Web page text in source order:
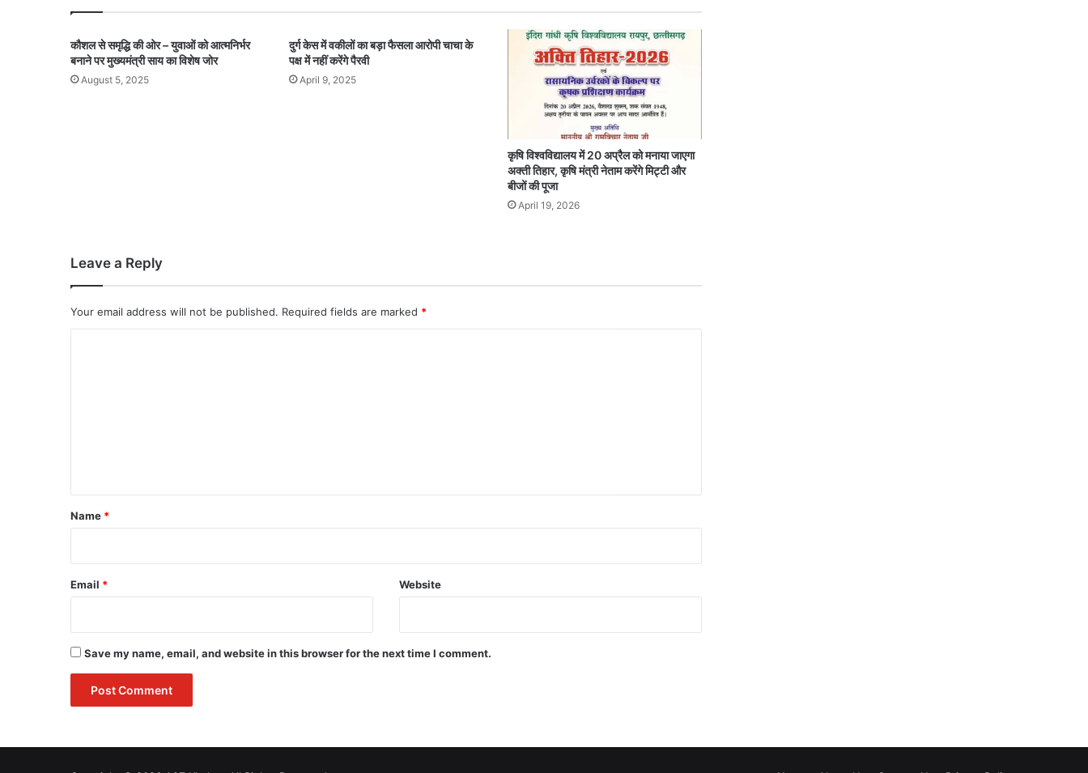
कौशल से समृद्धि की ओर – युवाओं को आत्मनिर्भर
बनाने पर मुख्यमंत्री साय का विशेष जोर
August 5, 2025
दुर्ग केस में वकीलों का बड़ा फैसला आरोपी चाचा के
पक्ष में नहीं करेंगे पैरवी
April 9, 2025
कृषि विश्वविद्यालय में 20 अप्रैल को मनाया जाएगा
अक्ती तिहार, कृषि मंत्री नेताम करेंगे मिट्टी और
बीजों की पूजा
April 19, 2026
Leave a Reply
Your email address will not be published. Required fields are marked *
*
Name *
Email * Website
Save my name, email, and website in this browser for the next time I comment.